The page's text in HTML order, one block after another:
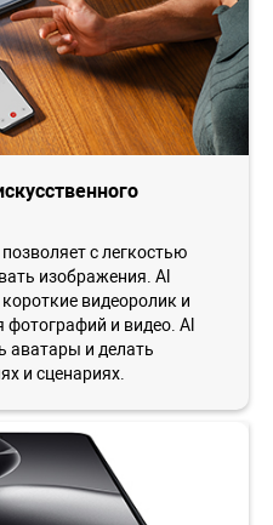
с легкостью
изображения. Al
видеоролик и
и видео. Al
аватары и делать
и сценариях.